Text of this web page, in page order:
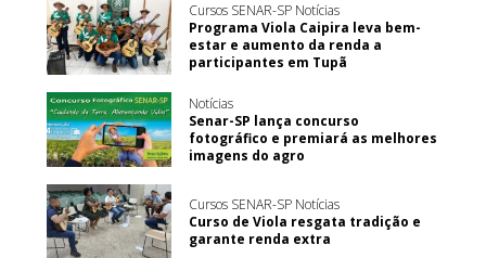
Cursos SENAR-SP Notícias
Programa Viola Caipira leva bem-
estar e aumento da renda a
participantes em Tupã
Notícias
Senar-SP lança concurso
fotográfico e premiará as melhores
imagens do agro
Cursos SENAR-SP Notícias
Curso de Viola resgata tradição e
garante renda extra